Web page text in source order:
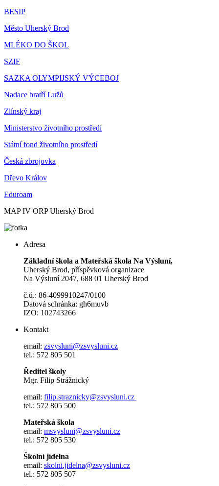
BESIP
Město Uherský Brod
MLÉKO DO ŠKOL
SZIF
SAZKA OLYMPIJSKÝ VÝCEBOJ
Nadace bratří Lužů
Zlínský kraj
Ministerstvo životního prostředí
Státní fond životního prostředí
Česká zbrojovka
Dřevo Králov
Eduroam
MAP IV ORP Uherský Brod
Adresa
Základní škola a Mateřská škola Na Výsluní,
Uherský Brod, příspěvková organizace
Na Výsluní 2047, 688 01 Uherský Brod
č.ú.: 86-4099910247/0100
Datová schránka: gh6muvb
IZO: 102743266
Kontakt
email: zsvysluni@zsvysluni.cz
tel.: 572 805 501
Ředitel školy
Mgr. Filip Strážnický
email: filip.straznicky@zsvysluni.cz
tel.: 572 805 500
Mateřská škola
email: msvysluni@zsvysluni.cz
tel.: 572 805 530
Školní jídelna
email: skolni.jidelna@zsvysluni.cz
tel.: 572 805 507